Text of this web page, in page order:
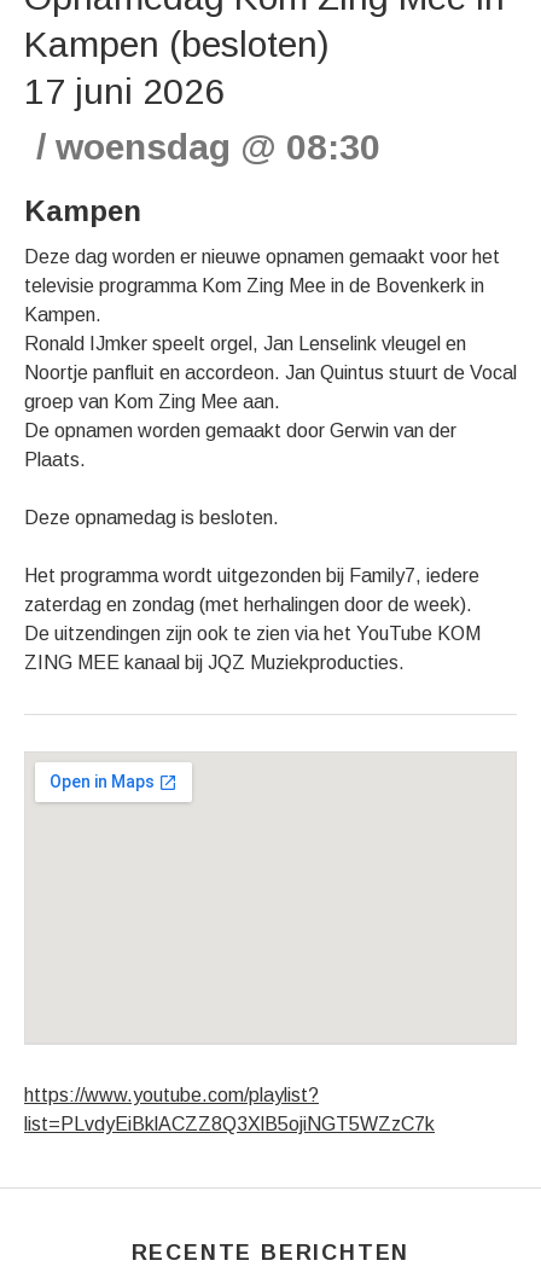
Kampen (besloten)
17 juni 2026
woensdag @ 08:30
Kampen
Deze dag worden er nieuwe opnamen gemaakt voor het
televisie programma Kom Zing Mee in de Bovenkerk in
Kampen.
Ronald IJmker speelt orgel, Jan Lenselink vleugel en
Noortje panfluit en accordeon. Jan Quintus stuurt de Vocal
groep van Kom Zing Mee aan.
De opnamen worden gemaakt door Gerwin van der
Plaats.
Deze opnamedag is besloten.
Het programma wordt uitgezonden bij Family7, iedere
zaterdag en zondag (met herhalingen door de week).
De uitzendingen zijn ook te zien via het YouTube KOM
ZING MEE kanaal bij JQZ Muziekproducties.
Bovenkerk Kampen Koornmarkt 28
Kampen,8261 JX
https://www.youtube.com/playlist?
list=PLvdyEiBklACZZ8Q3XlB5ojiNGT5WZzC7k
RECENTE BERICHTEN